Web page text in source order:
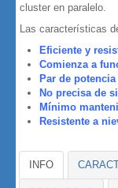
cluster en paralelo.
Las características
Eficiente y
Comienza a
Par de
No precisa de
Mínimo
Resistente a
INFO